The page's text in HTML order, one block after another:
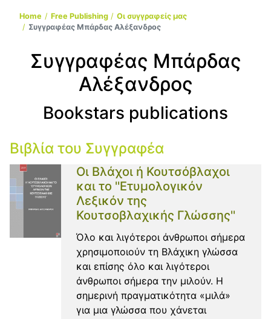
Home Free Publishing
Οι συγγραφείς μας
Συγγραφέας Μπάρδας Αλέξανδρος
Συγγραφέας Μπάρδας
Αλέξανδρος
Bookstars publications
Βιβλία του Συγγραφέα
Οι Βλάχοι ή Κουτσόβλαχοι
και το ''Ετυμολογικόν
Λεξικόν της
Κουτσοβλαχικής Γλώσσης''
Όλο και λιγότεροι άνθρωποι σήμερα
χρησιμοποιούν τη Βλάχικη γλώσσα
και επίσης όλο και λιγότεροι
άνθρωποι σήμερα την μιλούν. Η
σημερινή πραγματικότητα «μιλά»
για μια γλώσσα που χάνεται